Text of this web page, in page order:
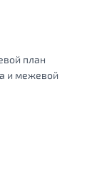
план
и межевой